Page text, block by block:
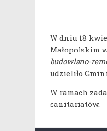
W dniu 18
Małopolskim
budowlano-
udzieliło
W ramach
sanitariatów.